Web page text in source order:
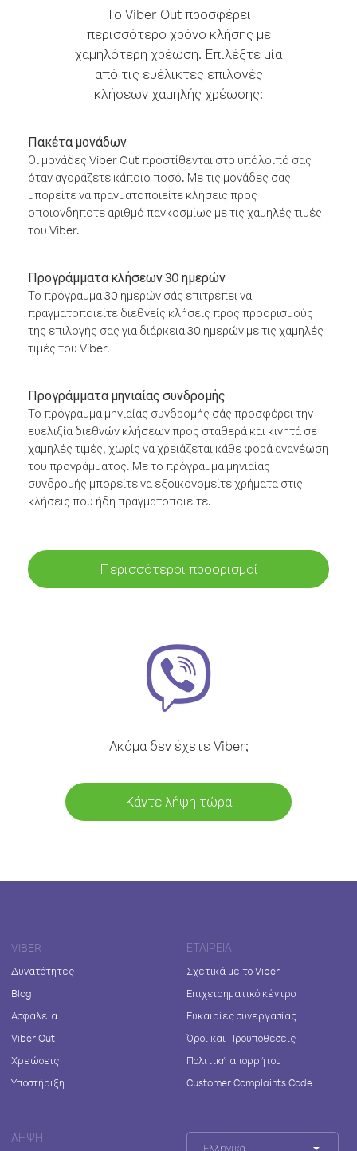
Το Viber Out προσφέρει
περισσότερο χρόνο κλήσης με
χαμηλότερη χρέωση. Επιλέξτε μία
από τις ευέλικτες επιλογές
κλήσεων χαμηλής χρέωσης:
Πακέτα μονάδων
Οι μονάδες Viber Out προστίθενται στο υπόλοιπό σας
όταν αγοράζετε κάποιο ποσό. Με τις μονάδες σας
μπορείτε να πραγματοποιείτε κλήσεις προς
οποιονδήποτε αριθμό παγκοσμίως με τις χαμηλές τιμές
του Viber.
Προγράμματα κλήσεων 30 ημερών
Το πρόγραμμα 30 ημερών σάς επιτρέπει να
πραγματοποιείτε διεθνείς κλήσεις προς προορισμούς
της επιλογής σας για διάρκεια 30 ημερών με τις χαμηλές
τιμές του Viber.
Προγράμματα μηνιαίας συνδρομής
Το πρόγραμμα μηνιαίας συνδρομής σάς προσφέρει την
ευελιξία διεθνών κλήσεων προς σταθερά και κινητά σε
χαμηλές τιμές, χωρίς να χρειάζεται κάθε φορά ανανέωση
του προγράμματος. Με το πρόγραμμα μηνιαίας
συνδρομής μπορείτε να εξοικονομείτε χρήματα στις
κλήσεις που ήδη πραγματοποιείτε.
Περισσότεροι προορισμοί
Ακόμα δεν έχετε Viber;
Κάντε λήψη τώρα
VIBER
Δυνατότητες
Blog
Ασφάλεια
Viber Out
Χρεώσεις
Υποστήριξη
ΕΤΑΙΡΕΊΑ
Σχετικά με το Viber
Επιχειρηματικό κέντρο
Ευκαιρίες συνεργασίας
Όροι και Προϋποθέσεις
Πολιτική απορρήτου
Customer Complaints Code
ΛΉΨΗ
Ελληνικά